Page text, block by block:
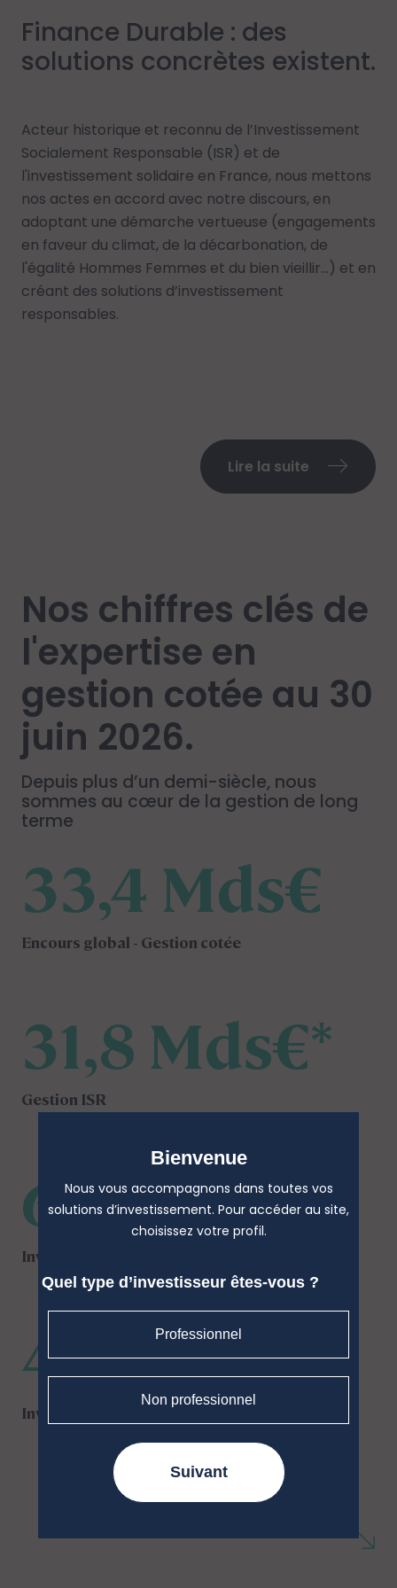
Finance Durable : des
solutions concrètes existent.
Acteur historique et reconnu de l’Investissement
Socialement Responsable (ISR) et de
l'investissement solidaire en France, nous mettons
nos actes en accord avec notre discours, en
adoptant une démarche vertueuse (engagements
en faveur du climat, de la décarbonation, de
l'égalité Hommes Femmes et du bien vieillir…) et en
créant des solutions d’investissement
responsables.
Lire la suite
Nos chiffres clés de
l'expertise en
gestion cotée au 30
juin 2026.
Depuis plus d’un demi-siècle, nous
sommes au cœur de la gestion de long
terme
Encours global - Gestion cotée
33,4 Mds€
Gestion ISR
31,8 Mds€*
Investisseurs institutionnels
60 %
Investisseurs particuliers
40 %
*soit près de 95 % de l'encours global
Bienvenue
Nous vous accompagnons dans toutes vos
solutions d’investissement. Pour accéder au site,
choisissez votre profil.
Quel type d’investisseur êtes-vous ?
Professionnel
Non professionnel
Suivant